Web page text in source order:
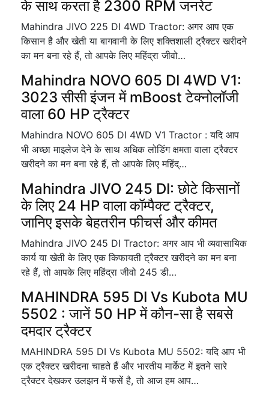
के साथ करता है 2300 RPM जनरेट
Mahindra JIVO 225 DI 4WD Tractor: अगर आप एक
किसान है और खेती या बागवानी के लिए शक्तिशाली ट्रैक्टर खरीदने
का मन बना रहे हैं, तो आपके लिए महिंद्रा जीवो…
Mahindra NOVO 605 DI 4WD V1:
3023 सीसी इंजन में mBoost टेक्नोलॉजी
वाला 60 HP ट्रैक्टर
Mahindra NOVO 605 DI 4WD V1 Tractor : यदि आप
भी अच्छा माइलेज देने के साथ अधिक लोडिंग क्षमता वाला ट्रैक्टर
खरीदने का मन बना रहे हैं, तो आपके लिए महिंद्…
Mahindra JIVO 245 DI: छोटे किसानों
के लिए 24 HP वाला कॉम्पैक्ट ट्रैक्टर,
जानिए इसके बेहतरीन फीचर्स और कीमत
Mahindra JIVO 245 DI Tractor: अगर आप भी व्यवासायिक
कार्य या खेती के लिए एक किफायती ट्रैक्टर खरीदने का मन बना
रहे हैं, तो आपके लिए महिंद्रा जीवो 245 डी…
MAHINDRA 595 DI Vs Kubota MU
5502 : जानें 50 HP में कौन-सा है सबसे
दमदार ट्रैक्टर
MAHINDRA 595 DI Vs Kubota MU 5502: यदि आप भी
एक ट्रैक्टर खरीदना चाहते हैं और भारतीय मार्केट में इतने सारे
ट्रैक्टर देखकर उलझन में फसें है, तो आज हम आप…